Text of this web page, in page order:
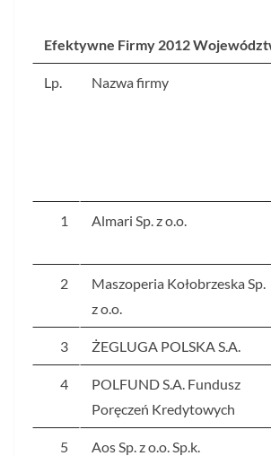
Efektywne Firmy 2012
Lp. Nazwa firmy
1 Almari Sp. z o.o.
2
Maszoperia Kołobrzeska Sp.
z o.o.
3 ŻEGLUGA POLSKA S.A.
4
POLFUND S.A. Fundusz
Poręczeń Kredytowych
5 Aos Sp. z o.o. Sp.k.